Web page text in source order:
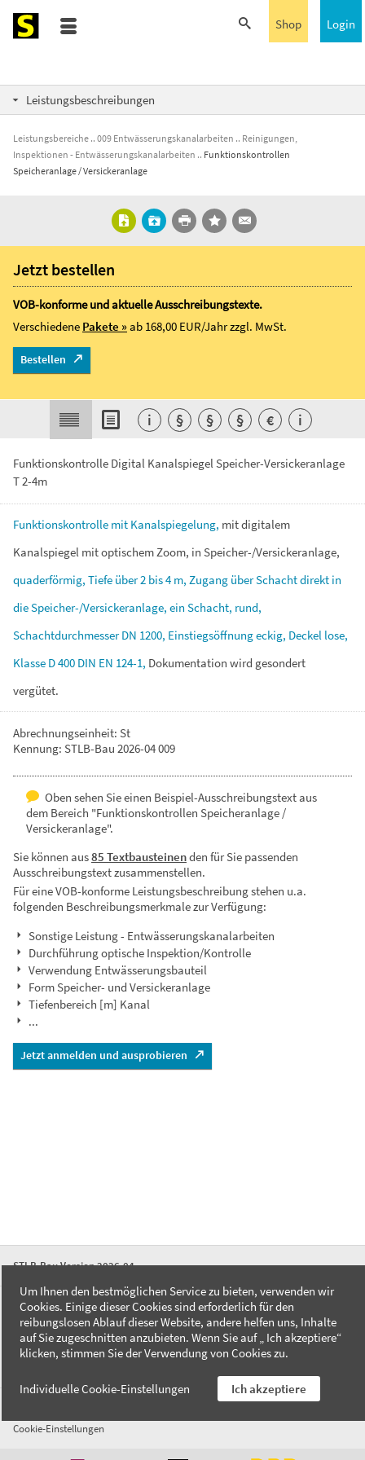
Login
Shop
Leistungsbeschreibungen
Leistungsbereiche 009 Entwässerungskanalarbeiten
Reinigungen,
Inspektionen - Entwässerungskanalarbeiten
Funktionskontrollen
Speicheranlage / Versickeranlage
Funktionskontrolle Digital Kanalspiegel Speicher-Versickeranlage
T 2-4m
Funktionskontrolle mit Kanalspiegelung, mitdigitalem
Kanalspiegel mitoptischemZoom, in Speicher-/Versickeranlage,
quaderförmig, Tiefe über2 bis4 m, Zugang überSchachtdirekt in
dieSpeicher-/Versickeranlage, ein Schacht, rund,
SchachtdurchmesserDN 1200, Einstiegsöffnungeckig, Deckel lose,
Klasse D400 DIN EN 124-1, Dokumentation wird gesondert
vergütet.
Abrechnungseinheit: St
Kennung: STLB-Bau 2026-04 009
Oben sehen Sie einen Beispiel-Ausschreibungstext aus
dem Bereich "Funktionskontrollen Speicheranlage /
Versickeranlage".
Sie können aus85 Textbausteinenden für Sie passenden
Ausschreibungstext zusammenstellen.
Für eine VOB-konforme Leistungsbeschreibung stehen u.a.
folgenden Beschreibungsmerkmale zur Verfügung:
Sonstige Leistung - Entwässerungskanalarbeiten
Durchführung optische Inspektion/Kontrolle
Verwendung Entwässerungsbauteil
Form Speicher- und Versickeranlage
Tiefenbereich [m] Kanal
...
Jetzt anmelden und ausprobieren
Jetzt bestellen
VOB-konforme und aktuelle Ausschreibungstexte.
Verschiedene Pakete »ab 168,00 EUR/Jahrzzgl. MwSt.
Bestellen
i § § § € i
STLB-Bau Version 2026-04
FAQ
Kontakt
Datenschutzerklärung
Cookie-Einstellungen
Um Ihnen den bestmöglichen Service zu bieten, verwenden wir
Cookies. Einige dieser Cookies sind erforderlich für den
reibungslosen Ablauf dieser Website, andere helfen uns, Inhalte
auf Sie zugeschnitten anzubieten. Wenn Sie auf „ Ich akzeptiere“
klicken, stimmen Sie der Verwendung von Cookies zu.
Individuelle Cookie-Einstellungen Ich akzeptiere